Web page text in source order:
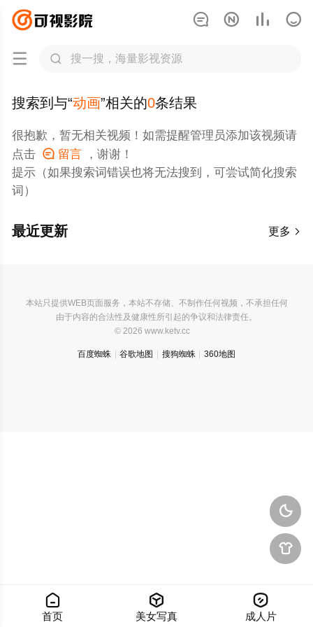
   
 
搜索到与“动画”相关的0条结果
很抱歉，暂无相关视频！如需提醒管理员添加该视频请
点击 留言，谢谢！
提示（如果搜索词错误也将无法搜到，可尝试简化搜索
词）
更多 
最近更新


本站只提供WEB页面服务，本站不存储、不制作任何视频，不承担任何
由于内容的合法性及健康性所引起的争议和法律责任。
© 2026 www.ketv.cc
百度蜘蛛 谷歌地图 搜狗蜘蛛 360地图

首页

美女写真

成人片